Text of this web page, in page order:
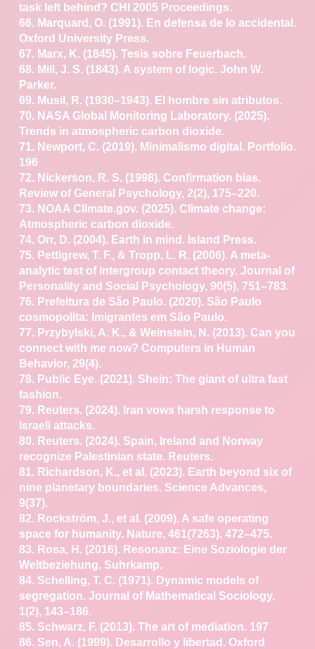
task left behind? CHI 2005 Proceedings.
66. Marquard, O. (1991). En defensa de lo accidental.
Oxford University Press.
67. Marx, K. (1845). Tesis sobre Feuerbach.
68. Mill, J. S. (1843). A system of logic. John W.
Parker.
69. Musil, R. (1930–1943). El hombre sin atributos.
70. NASA Global Monitoring Laboratory. (2025).
Trends in atmospheric carbon dioxide.
71. Newport, C. (2019). Minimalismo digital. Portfolio.
196
72. Nickerson, R. S. (1998). Confirmation bias.
Review of General Psychology, 2(2), 175–220.
73. NOAA Climate.gov. (2025). Climate change:
Atmospheric carbon dioxide.
74. Orr, D. (2004). Earth in mind. Island Press.
75. Pettigrew, T. F., & Tropp, L. R. (2006). A meta-
analytic test of intergroup contact theory. Journal of
Personality and Social Psychology, 90(5), 751–783.
76. Prefeitura de São Paulo. (2020). São Paulo
cosmopolita: Imigrantes em São Paulo.
77. Przybylski, A. K., & Weinstein, N. (2013). Can you
connect with me now? Computers in Human
Behavior, 29(4).
78. Public Eye. (2021). Shein: The giant of ultra fast
fashion.
79. Reuters. (2024). Iran vows harsh response to
Israeli attacks.
80. Reuters. (2024). Spain, Ireland and Norway
recognize Palestinian state. Reuters.
81. Richardson, K., et al. (2023). Earth beyond six of
nine planetary boundaries. Science Advances,
9(37).
82. Rockström, J., et al. (2009). A safe operating
space for humanity. Nature, 461(7263), 472–475.
83. Rosa, H. (2016). Resonanz: Eine Soziologie der
Weltbeziehung. Suhrkamp.
84. Schelling, T. C. (1971). Dynamic models of
segregation. Journal of Mathematical Sociology,
1(2), 143–186.
85. Schwarz, F. (2013). The art of mediation. 197
86. Sen, A. (1999). Desarrollo y libertad. Oxford